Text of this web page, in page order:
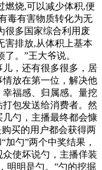
燃烧,可以减少体积,便
毒有害物质转化为无
很多国家综合利用废
害排放,从体积上基本
烦了。”王大爷说。
，还有很多很多，居
放在第一位，解决他
福感、归属感。量挖
包发送给消费者。然
勺，主播最终都会慷
买的用户都会获得两
加勺”两个中奖结果，
使坏说勺，主播佯装
明明是勺。”勺的挖掘